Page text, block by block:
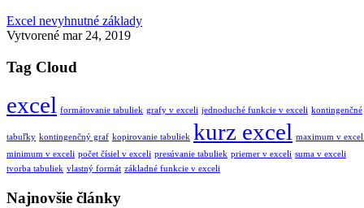
Excel nevyhnutné základy
Vytvorené mar 24, 2019
Tag Cloud
excel formátovanie tabuliek grafy v exceli jednoduché funkcie v exceli kontingenčné
tabuľky kontingenčný graf kopirovanie tabuliek kurz excel maximum v
minimum v exceli počet čísiel v exceli presúvanie tabuliek priemer v exceli suma v exceli
tvorba tabuliek vlastný formát základné funkcie v exceli
Najnovšie články